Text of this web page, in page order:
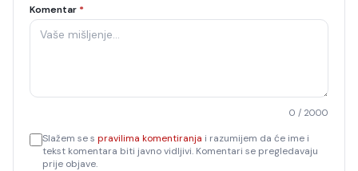
Komentar *
0 / 2000
Slažem se s pravilima komentiranja i razumijem da će ime i
tekst komentara biti javno vidljivi. Komentari se pregledavaju
prije objave.